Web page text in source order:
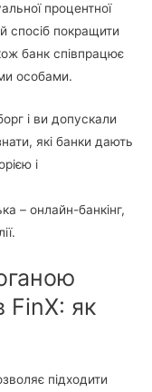
процентної
спосіб покращити
банк співпрацює
особами.
і ви допускали
які банки дають
і
– онлайн-банкінг,
FinX: як
підходити